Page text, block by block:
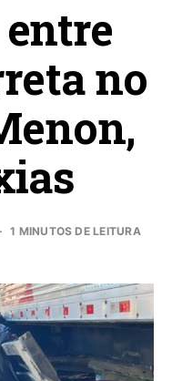
no
1 MINUTOS DE LEITURA